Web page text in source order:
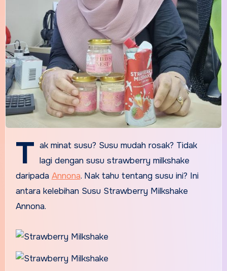
T ak minat susu? Susu mudah rosak? Tidak
lagi dengan susu strawberry milkshake
daripada Annona. Nak tahu tentang susu ini? Ini
antara kelebihan Susu Strawberry Milkshake
Annona.